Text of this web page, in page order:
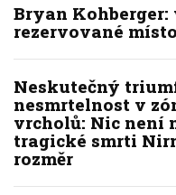
Bryan
rezervované
Neskutečný
nesmrtelnost v
vrcholů: Nic není
tragické smrti
rozměr